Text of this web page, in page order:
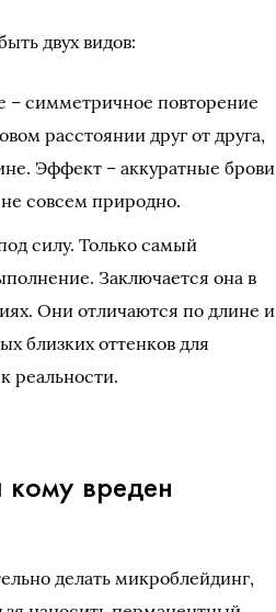
двух видов:
– симметричное повторение
расстоянии друг от друга,
Эффект – аккуратные брови
совсем природно.
силу. Только самый
Заключается она в
Они отличаются по длине и
близких оттенков для
реальности.
вреден
делать микроблейдинг,